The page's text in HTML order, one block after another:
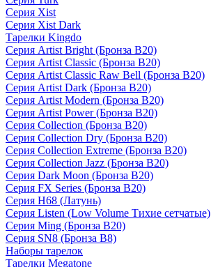
Серия Xist
Серия Xist Dark
Тарелки Kingdo
Серия Artist Bright (Бронза B20)
Серия Artist Classic (Бронза B20)
Серия Artist Classic Raw Bell (Бронза B20)
Серия Artist Dark (Бронза B20)
Серия Artist Modern (Бронза B20)
Серия Artist Power (Бронза B20)
Серия Collection (Бронза B20)
Серия Collection Dry (Бронза B20)
Серия Collection Extreme (Бронза B20)
Серия Collection Jazz (Бронза B20)
Серия Dark Moon (Бронза B20)
Серия FX Series (Бронза B20)
Серия H68 (Латунь)
Серия Listen (Low Volume Тихие сетчатые)
Серия Ming (Бронза B20)
Серия SN8 (Бронза B8)
Наборы тарелок
Тарелки Megatone